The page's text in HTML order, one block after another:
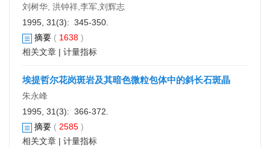
刘树华, 洪钟祥,李军,刘辉志
1995, 31(3): 345-350.
摘要 ( 1638 )
相关文章 | 计量指标
埃提哲尔花岗斑岩及其暗色微粒包体中的斜长石斑晶
朱永峰
1995, 31(3): 366-372.
摘要 ( 2585 )
相关文章 | 计量指标